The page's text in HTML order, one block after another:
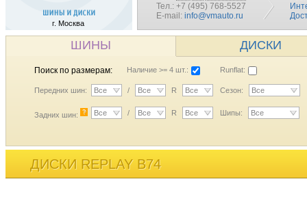
г. Москва
Тел.: +7 (495) 768-5527
E-mail: info@vmauto.ru
ШИНЫ ДИСКИ
Поиск по размерам: Наличие >= 4 шт.: Runflat:
Передних шин: Все / Все R Все Сезон: Все
Задних шин: ? Все / Все R Все Шипы: Все
ДИСКИ REPLAY B74